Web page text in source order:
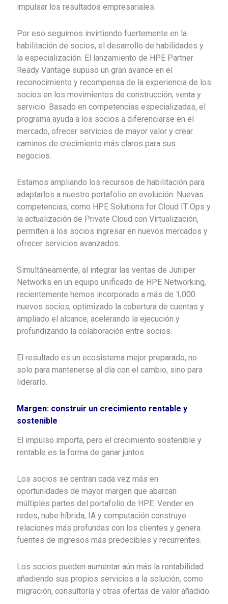
impulsar los resultados empresariales.
Por eso seguimos invirtiendo fuertemente en la
habilitación de socios, el desarrollo de habilidades y
la especialización. El lanzamiento de HPE Partner
Ready Vantage supuso un gran avance en el
reconocimiento y recompensa de la experiencia de los
socios en los movimientos de construcción, venta y
servicio. Basado en competencias especializadas, el
programa ayuda a los socios a diferenciarse en el
mercado, ofrecer servicios de mayor valor y crear
caminos de crecimiento más claros para sus
negocios.
Estamos ampliando los recursos de habilitación para
adaptarlos a nuestro portafolio en evolución. Nuevas
competencias, como HPE Solutions for Cloud IT Ops y
la actualización de Private Cloud con Virtualización,
permiten a los socios ingresar en nuevos mercados y
ofrecer servicios avanzados.
Simultáneamente, al integrar las ventas de Juniper
Networks en un equipo unificado de HPE Networking,
recientemente hemos incorporado a más de 1,000
nuevos socios, optimizado la cobertura de cuentas y
ampliado el alcance, acelerando la ejecución y
profundizando la colaboración entre socios.
El resultado es un ecosistema mejor preparado, no
solo para mantenerse al día con el cambio, sino para
liderarlo.
Margen: construir un crecimiento rentable y
sostenible
El impulso importa, pero el crecimiento sostenible y
rentable es la forma de ganar juntos.
Los socios se centran cada vez más en
oportunidades de mayor margen que abarcan
múltiples partes del portafolio de HPE. Vender en
redes, nube híbrida, IA y computación construye
relaciones más profundas con los clientes y genera
fuentes de ingresos más predecibles y recurrentes.
Los socios pueden aumentar aún más la rentabilidad
añadiendo sus propios servicios a la solución, como
migración, consultoría y otras ofertas de valor añadido.